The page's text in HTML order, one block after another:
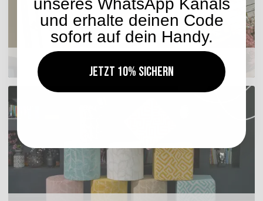
unseres WhatsApp Kanals
und erhalte deinen Code
sofort auf dein Handy.
Jetzt 10% sichern